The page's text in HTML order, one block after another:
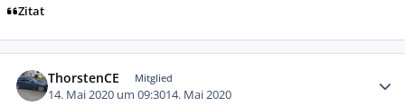
Zitat
ThorstenCE Mitglied
14. Mai 2020 um 09:3014. Mai 2020